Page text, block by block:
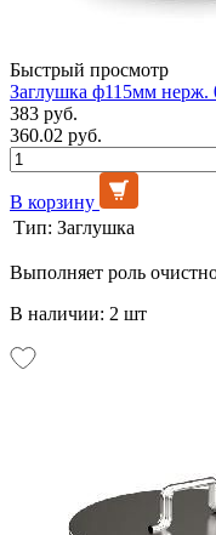
Быстрый просмотр
Заглушка ф115мм нерж.
383 руб.
360.02 руб.
В корзину
Тип: Заглушка
Выполняет роль
В наличии: 2 шт